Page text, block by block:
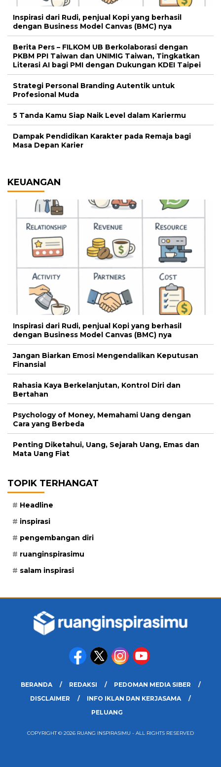
Inspirasi dari Rudi, penjual Kopi yang berhasil
dengan Business Model Canvas (BMC) nya
Berita Pers – FILKOM UB Berkolaborasi dengan
PKBM PPI Taiwan dan UNIMIG Taiwan, Tingkatkan
Literasi AI bagi PMI dengan Dukungan KDEI Taipei
Strategi Personal Branding Autentik untuk
Profesional Muda
5 Tanda Kamu Siap Naik Level dalam Kariermu
Dampak Pendidikan Karakter pada Remaja bagi
Masa Depan Karier
KEUANGAN
Inspirasi dari Rudi, penjual Kopi yang berhasil
dengan Business Model Canvas (BMC) nya
Jangan Biarkan Emosi Mengendalikan Keputusan
Finansial
Rahasia Kaya Berkelanjutan, Kontrol Diri dan
Bertahan
Psychology of Money, Memahami Uang dengan
Cara yang Berbeda
Penting Diketahui, Uang, Sejarah Uang, Emas dan
Mata Uang Fiat
TOPIK TERHANGAT
Headline
inspirasi
pengembangan diri
ruanginspirasimu
salam inspirasi
BERANDA REDAKSI
PEDOMAN MEDIA SIBER
DISCLAIMER
INFO IKLAN DAN KERJASAMA
PELUANG
COPYRIGHT © 2026 RUANG INSPIRASIMU - ALL RIGHTS RESERVED